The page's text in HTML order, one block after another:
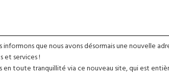
que nous avons désormais une nouvelle
et services !
en toute tranquillité via ce nouveau site, qui est